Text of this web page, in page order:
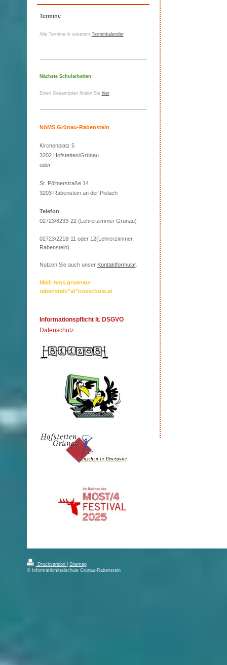
Termine
Alle Termine in unserem Terminkalender
Nächste Schularbeiten:
Einen Gesamtplan finden Sie hier
NöMS Grünau-Rabenstein
Kirchenplatz 5
3202 Hofstetten/Grünau
oder
St. Pöltnerstraße 14
3203 Rabenstein an der Pielach
Telefon
02723/8233-22 (Lehrerzimmer Grünau)
02723/2218-11 oder 12(Lehrerzimmer
Rabenstein)
Nutzen Sie auch unser Kontaktformular.
Mail: nms.gruenau-
rabenstein"at"noeschule.at
Informationspflicht lt. DSGVO
Datenschutz
Druckversion
Sitemap
© Informatikmittelschule Grünau-Rabenstein